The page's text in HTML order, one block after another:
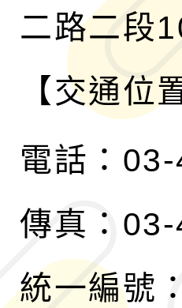
二路二段
【交通位
電話：
傳真：
統一編號